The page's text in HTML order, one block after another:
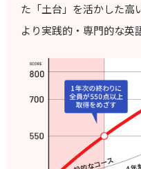
た「土台」を活かした高
より実践的・専門的な英